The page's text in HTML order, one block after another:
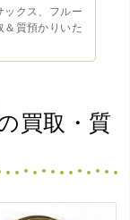
ックス、フルー
＆質預かりいた
買取・質